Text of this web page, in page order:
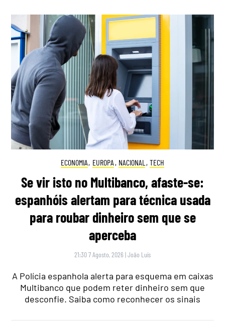
ECONOMIA, EUROPA , NACIONAL , TECH
Se vir isto no Multibanco, afaste-se:
espanhóis alertam para técnica usada
para roubar dinheiro sem que se
aperceba
21:30 7 Agosto, 2026 |João Luís
A Polícia espanhola alerta para esquema em caixas
Multibanco que podem reter dinheiro sem que
desconfie. Saiba como reconhecer os sinais